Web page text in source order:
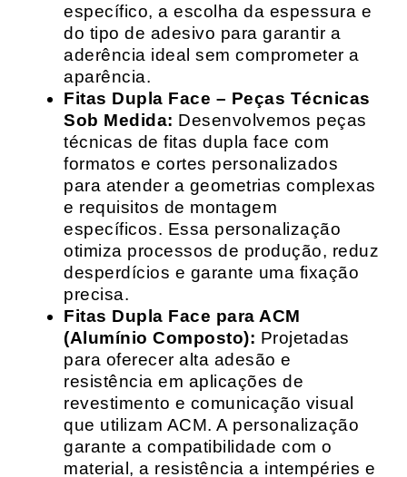
específico, a escolha da espessura e
do tipo de adesivo para garantir a
aderência ideal sem comprometer a
aparência.
Fitas Dupla Face – Peças Técnicas
Sob Medida: Desenvolvemos peças
técnicas de fitas dupla face com
formatos e cortes personalizados
para atender a geometrias complexas
e requisitos de montagem
específicos. Essa personalização
otimiza processos de produção, reduz
desperdícios e garante uma fixação
precisa.
Fitas Dupla Face para ACM
(Alumínio Composto): Projetadas
para oferecer alta adesão e
resistência em aplicações de
revestimento e comunicação visual
que utilizam ACM. A personalização
garante a compatibilidade com o
material, a resistência a intempéries e